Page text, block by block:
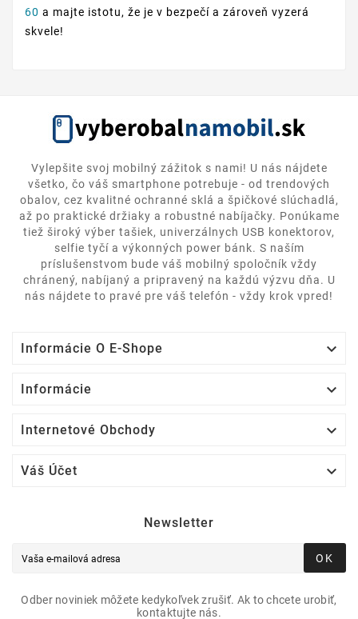
60 a majte istotu, že je v bezpečí a zároveň vyzerá
skvele!
Vylepšite svoj mobilný zážitok s nami! U nás nájdete
všetko, čo váš smartphone potrebuje - od trendových
obalov, cez kvalitné ochranné sklá a špičkové slúchadlá,
až po praktické držiaky a robustné nabíjačky. Ponúkame
tiež široký výber tašiek, univerzálnych USB konektorov,
selfie tyčí a výkonných power bánk. S naším
príslušenstvom bude váš mobilný spoločník vždy
chránený, nabíjaný a pripravený na každú výzvu dňa. U
nás nájdete to pravé pre váš telefón - vždy krok vpred!
Informácie O E-Shope 
Informácie 
Internetové Obchody 
Váš Účet 
Newsletter
OK
Odber noviniek môžete kedykoľvek zrušiť. Ak to chcete urobiť,
kontaktujte nás.